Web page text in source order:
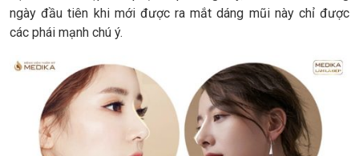
ngày đầu tiên khi mới được ra mắt dáng mũi này chỉ được
các phái mạnh chú ý.